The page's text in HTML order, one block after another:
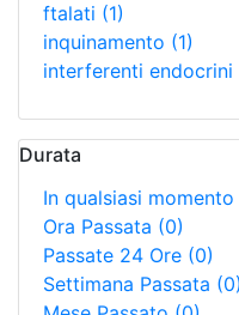
ftalati (1)
inquinamento (1)
interferenti endocrini
Durata
In qualsiasi momento
Ora Passata (0)
Passate 24 Ore (0)
Settimana Passata (0)